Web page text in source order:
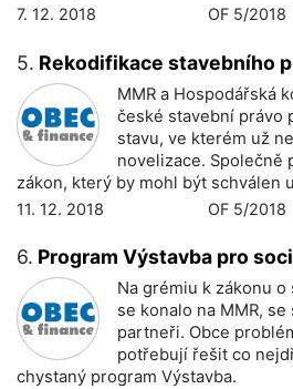
7. 12. 2018 OF 5/2018
5. Rekodifikace stavebního
MMR a Hospodářská
české stavební právo
stavu, ve kterém už
novelizace. Společně
zákon, který by mohl být schválen
11. 12. 2018 OF 5/2018
6. Program Výstavba pro
Na grémiu k zákonu
se konalo na MMR,
partneři. Obce
potřebují řešit co
chystaný program Výstavba.